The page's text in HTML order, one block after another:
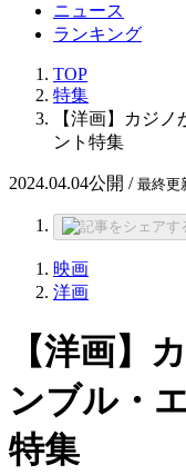
ニュース
ランキング
TOP
特集
【洋画】カジ
ント特集
2024.04.04公開 / 最終更
映画
洋画
【洋画】
ンブル・
特集